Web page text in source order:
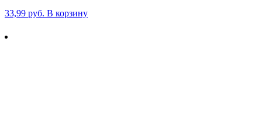
33,99 руб. В корзину